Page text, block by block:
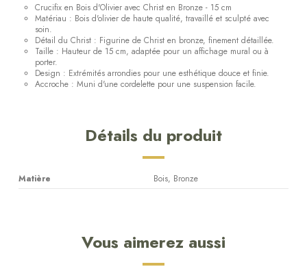
Crucifix en Bois d'Olivier avec Christ en Bronze - 15 cm
Matériau : Bois d'olivier de haute qualité, travaillé et sculpté avec
soin.
Détail du Christ : Figurine de Christ en bronze, finement détaillée.
Taille : Hauteur de 15 cm, adaptée pour un affichage mural ou à
porter.
Design : Extrémités arrondies pour une esthétique douce et finie.
Accroche : Muni d'une cordelette pour une suspension facile.
Détails du produit
Matière Bois, Bronze
Vous aimerez aussi